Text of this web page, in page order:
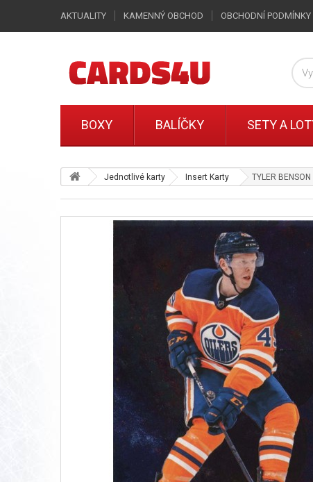
Jednotlivé karty Insert Karty TYLER
AKTUALITY KAMENNÝ OBCHOD OBCHODNÍ PODMÍNKY
BOXY BALÍČKY SETY A